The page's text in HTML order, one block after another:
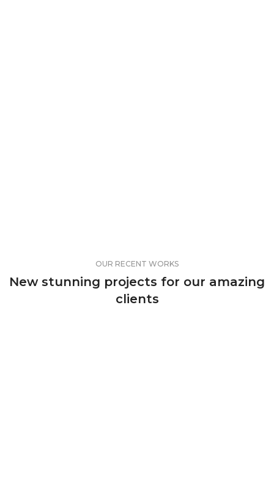
OUR RECENT WORKS
New stunning projects for our amazing
clients